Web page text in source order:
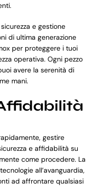
e gestione
di ultima generazione
per proteggere i tuoi
operativa. Ogni pezzo
avere la serenità di
mani.
gestire
e affidabilità su
come procedere. La
all’avanguardia,
ad affrontare qualsiasi